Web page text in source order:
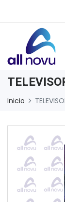
Inicio